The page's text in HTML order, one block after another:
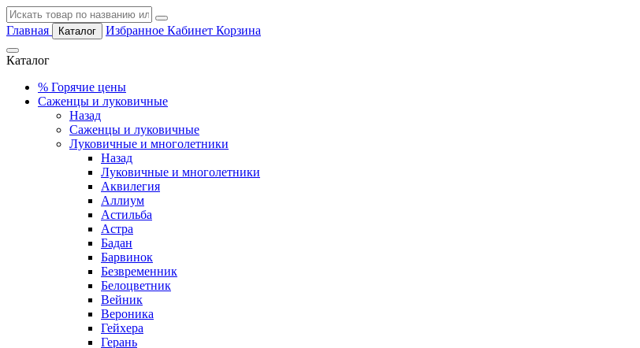
Главная Каталог Избранное Кабинет Корзина
Каталог
% Горячие цены
Саженцы и луковичные
Назад
Саженцы и луковичные
Луковичные и многолетники
Назад
Луковичные и многолетники
Аквилегия
Аллиум
Астильба
Астра
Бадан
Барвинок
Безвременник
Белоцветник
Вейник
Вероника
Гейхера
Герань